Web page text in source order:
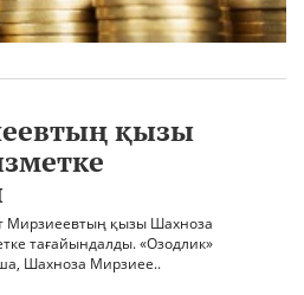
қызы
Мирзиеевтың қызы Шахноза
тағайындалды. «Озодлик»
Шахноза Мирзиее..